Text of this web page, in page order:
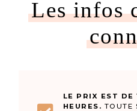
Les infos
LE PRIX EST DE
HEURES. TOUTE